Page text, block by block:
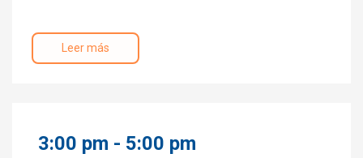
Leer más
3:00 pm - 5:00 pm